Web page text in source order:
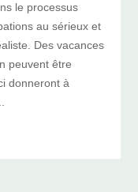
le processus
au sérieux et
Des vacances
peuvent être
donneront à